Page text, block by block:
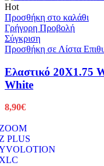
Hot
Προσθήκη στο καλάθι
Γρήγορη Προβολή
Σύγκριση
Προσθήκη σε Λίστα
Ελαστικό 20X1.75
White
8,90€
PLUS